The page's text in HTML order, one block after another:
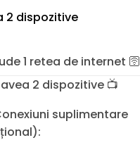
2 dispozitive
1 retea de internet 🛜
2 dispozitive 📺
suplimentare